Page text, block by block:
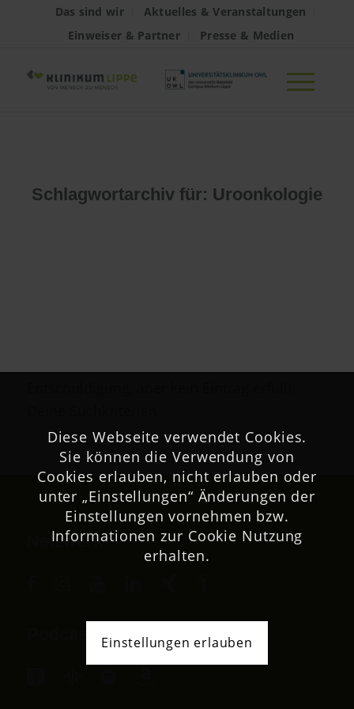
Das sind wir
Aktuelles & Veranstaltungen
Einweiser & Partner
Presse & Medien
Schlagwortarchiv für: Uroonkologie
Netzwerk
Diese Webseite verwendet Cookies.
Sie können die Verwendung von
Cookies erlauben, nicht erlauben oder
unter „Einstellungen“ Änderungen der
Einstellungen vornehmen bzw.
Informationen zur Cookie Nutzung
erhalten.
Einstellungen erlauben